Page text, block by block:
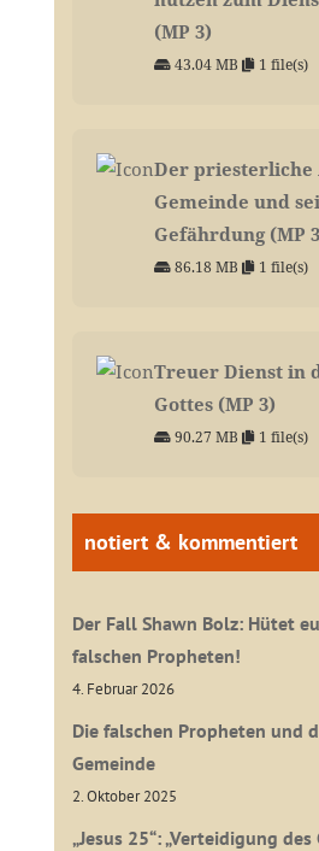
(MP 3)
43.04 MB 1 file(s)
Der priesterliche
Gemeinde und
Gefährdung (MP
86.18 MB 1 file(s)
Treuer Dienst in
Gottes (MP 3)
90.27 MB 1 file(s)
notiert & kommentiert
Der Fall Shawn Bolz: Hütet
falschen Propheten!
4. Februar 2026
Die falschen Propheten und
Gemeinde
2. Oktober 2025
„Jesus 25“: „Verteidigung des